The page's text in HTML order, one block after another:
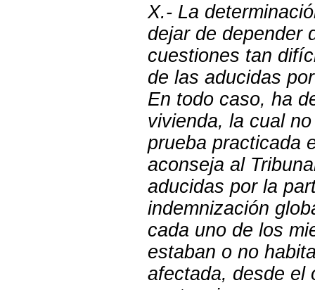
X.- La
dejar de depender
cuestiones tan
de las aducidas
En todo caso, ha
vivienda, la cual
prueba practicada
aconseja al
aducidas por la
indemnización
cada uno de los
estaban o no
afectada, desde el